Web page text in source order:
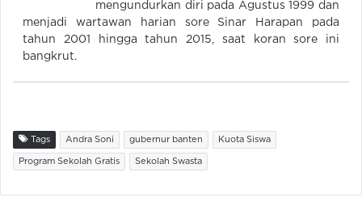
mengundurkan diri pada Agustus 1999 dan
menjadi wartawan harian sore Sinar Harapan pada
tahun 2001 hingga tahun 2015, saat koran sore ini
bangkrut.
Tags Andra Soni gubernur banten Kuota Siswa
Program Sekolah Gratis Sekolah Swasta